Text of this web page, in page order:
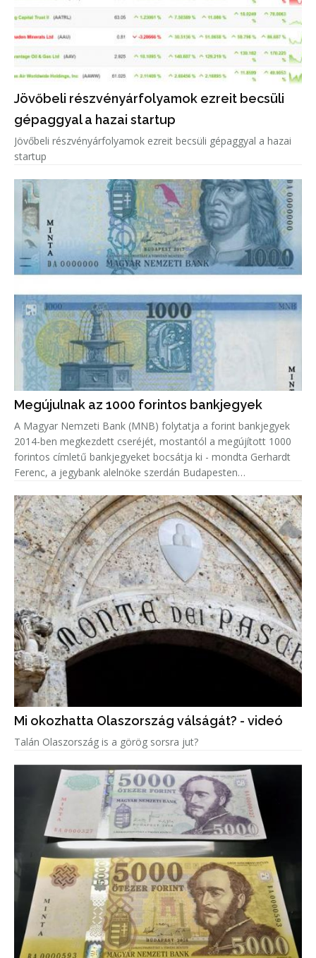
Jövőbeli részvényárfolyamok ezreit becsüli
gépaggyal a hazai startup
Jövőbeli részvényárfolyamok ezreit becsüli gépaggyal a hazai
startup
Megújulnak az 1000 forintos bankjegyek
A Magyar Nemzeti Bank (MNB) folytatja a forint bankjegyek
2014-ben megkezdett cseréjét, mostantól a megújított 1000
forintos címletű bankjegyeket bocsátja ki - mondta Gerhardt
Ferenc, a jegybank alelnöke szerdán Budapesten
Mi okozhatta Olaszország válságát? - videó
Talán Olaszország is a görög sorsra jut?